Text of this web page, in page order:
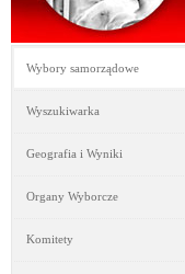
Wybory samorządowe
Wyszukiwarka
Geografia i Wyniki
Organy Wyborcze
Komitety